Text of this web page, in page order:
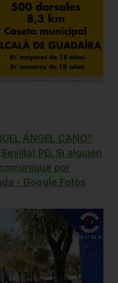
ÁNGEL CANO”
PD. Si alguien
por
- Google Fotos